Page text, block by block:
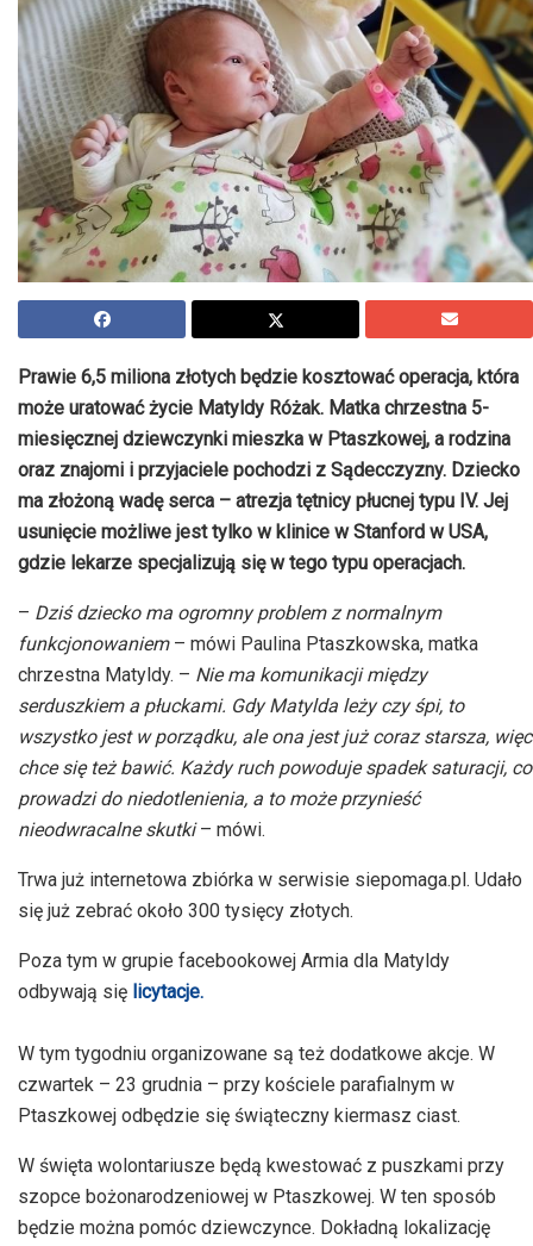
Prawie 6,5 miliona złotych będzie kosztować operacja, która
może uratować życie Matyldy Różak. Matka chrzestna 5-
miesięcznej dziewczynki mieszka w Ptaszkowej, a rodzina
oraz znajomi i przyjaciele pochodzi z Sądecczyzny. Dziecko
ma złożoną wadę serca – atrezja tętnicy płucnej typu IV. Jej
usunięcie możliwe jest tylko w klinice w Stanford w USA,
gdzie lekarze specjalizują się w tego typu operacjach.
– Dziś dziecko ma ogromny problem z normalnym
funkcjonowaniem– mówi Paulina Ptaszkowska, matka
chrzestna Matyldy. – Nie ma komunikacji między
serduszkiem a płuckami. Gdy Matylda leży czy śpi, to
wszystko jest w porządku, ale ona jest już coraz starsza, więc
chce się też bawić. Każdy ruch powoduje spadek saturacji, co
prowadzi do niedotlenienia, a to może przynieść
nieodwracalneskutki– mówi.
Trwa już internetowa zbiórka w serwisie siepomaga.pl. Udało
się już zebrać około 300 tysięcy złotych.
Poza tym w grupie facebookowej Armia dla Matyldy
odbywają się licytacje.
W tym tygodniu organizowane są też dodatkowe akcje. W
czwartek – 23 grudnia – przy kościele parafialnym w
Ptaszkowej odbędzie się świąteczny kiermasz ciast.
W święta wolontariusze będą kwestować z puszkami przy
szopce bożonarodzeniowej w Ptaszkowej. W ten sposób
będzie można pomóc dziewczynce. Dokładną lokalizację